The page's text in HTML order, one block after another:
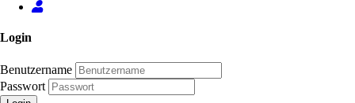
Login
Benutzername
Passwort